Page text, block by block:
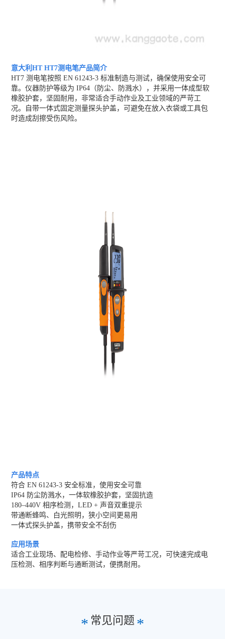
意大利HT HT7测电笔产品简介
HT7 测电笔按照 EN 61243-3 标准制造与测试，确保使用安全可
靠。仪器防护等级为 IP64（防尘、防溅水），并采用一体成型软
橡胶护套，坚固耐用，非常适合手动作业及工业领域的严苛工
况。自带一体式固定测量探头护盖，可避免在放入衣袋或工具包
时造成刮擦受伤风险。
产品特点
符合 EN 61243-3 安全标准，使用安全可靠
IP64 防尘防溅水，一体软橡胶护套，坚固抗造
180–440V 相序检测，LED + 声音双重提示
带通断蜂鸣、白光照明，狭小空间更易用
一体式探头护盖，携带安全不刮伤
应用场景
适合工业现场、配电检修、手动作业等严苛工况，可快速完成电
压检测、相序判断与通断测试，便携耐用。
* 常见问题 *